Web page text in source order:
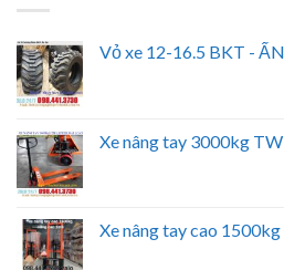
Vỏ xe 12-16.5 BKT -
Xe nâng tay 3000kg
Xe nâng tay cao